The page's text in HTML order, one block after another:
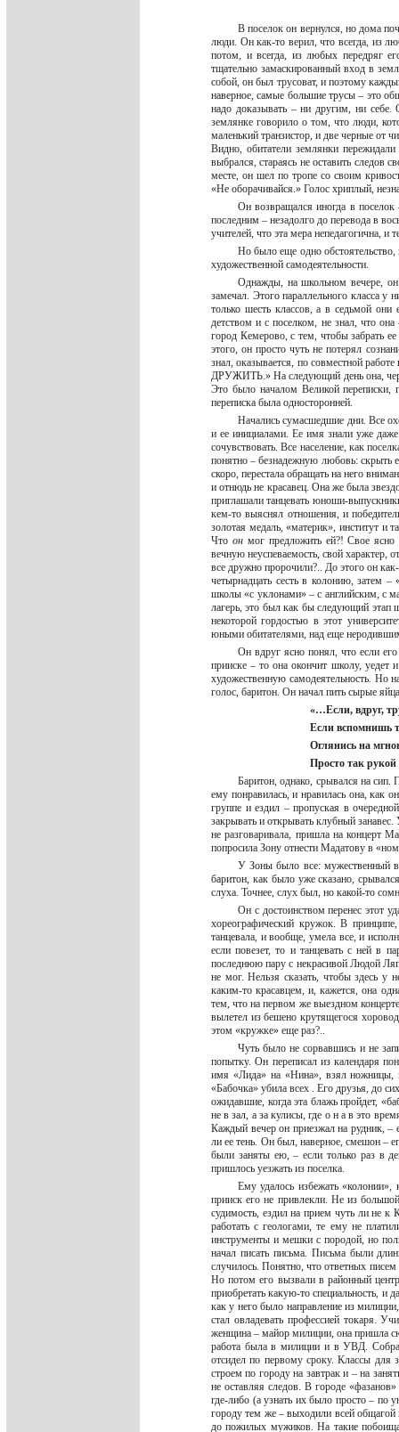
В поселок он вернулся, но дома
люди. Он как-то верил, что всегда, из
потом, и всегда, из любых передряг
тщательно замаскированный вход в
собой, он был трусоват, и поэтому
наверное, самые большие трусы – это
надо доказывать – ни другим, ни
землянке говорило о том, что люди,
маленький транзистор, и две черные от
Видно, обитатели землянки
выбрался, стараясь не оставить следов
месте, он шел по тропе со своим
«Не оборачивайся.» Голос хриплый,
Он возвращался иногда в поселок
последним – незадолго до перевода в
учителей, что эта мера непедагогична,
Но было еще одно обстоятельство,
художественной самодеятельности.
Однажды, на школьном вечере, он
замечал. Этого параллельного класса
только шесть классов, а в седьмой
детством и с поселком, не знал, что
город Кемерово, с тем, чтобы забрать
этого, он просто чуть не потерял
знал, оказывается, по совместной
ДРУЖИТЬ.» На следующий день она,
Это было началом Великой переписки,
переписка была односторонней.
Начались сумасшедшие дни. Все
и ее инициалами. Ее имя знали уже
сочувствовать. Все население, как
понятно – безнадежную любовь: скрыть
скоро, перестала обращать на него
и отнюдь не красавец. Она же была
приглашали танцевать юноши-
кем-то выяснял отношения, и
золотая медаль, «материк», институт и
Что онмог предложить ей?! Свое
вечную неуспеваемость, свой характер,
все дружно пророчили?.. До этого он
четырнадцать сесть в колонию, затем
школы «с уклонами» – с английским, с
лагерь, это был как бы следующий этап
некоторой гордостью в этот
юными обитателями, над еще
Он вдруг ясно понял, что если
прииске – то она окончит школу, уедет
художественную самодеятельность. Но
голос, баритон. Он начал пить сырые
«…Если, вдруг,
Если вспомнишь
Оглянись на
Просто так
Баритон, однако, срывался на
ему понравилась, и нравилась она, как
группе и ездил – пропуская в
закрывать и открывать клубный
не разговаривала, пришла на концерт
попросила Зону отнести Мадатову в
У Зоны было все: мужественный
баритон, как было уже сказано,
слуха. Точнее, слух был, но какой-то
Он с достоинством перенес этот
хореографический кружок. В
танцевала, и вообще, умела все, и
если повезет, то и танцевать с ней в
последнюю пару с некрасивой Людой
не мог. Нельзя сказать, чтобы здесь у
каким-то красавцем, и, кажется, она
тем, что на первом же выездном
вылетел из бешено крутящегося
этом «кружке» еще раз?..
Чуть было не сорвавшись и не
попытку. Он переписал из календаря
имя «Лида» на «Нина», взял ножницы,
«Бабочка» убила всех . Его друзья, до
ожидавшие, когда эта блажь пройдет,
не в зал, а за кулисы, где о н а в это
Каждый вечер он приезжал на рудник, –
ли ее тень. Он был, наверное, смешон –
были заняты ею, – если только раз в
пришлось уезжать из поселка.
Ему удалось избежать «колонии»,
прииск его не привлекли. Не из
судимость, ездил на прием чуть ли не к
работать с геологами, те ему не
инструменты и мешки с породой, но
начал писать письма. Письма были
случилось. Понятно, что ответных писем
Но потом его вызвали в районный
приобретать какую-то специальность,
как у него было направление из
стал овладевать профессией токаря.
женщина – майор милиции, она пришла
работа была в милиции и в УВД.
отсидел по первому сроку. Классы для
строем по городу на завтрак и – на
не оставляя следов. В городе
где-либо (а узнать их было просто – по
городу тем же – выходили всей
до пожилых мужиков. На такие